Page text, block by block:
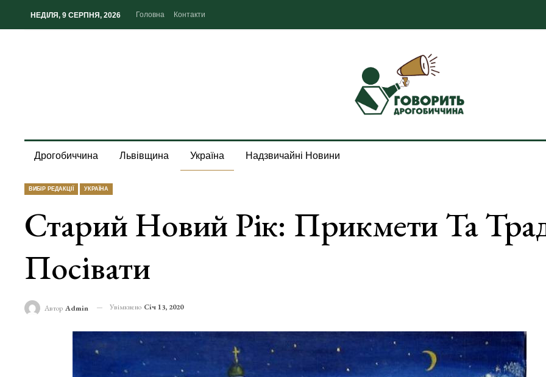
НЕДІЛЯ, 9 СЕРПНЯ, 2026 Головна Контакти
Дрогобиччина Львівщина Україна Надзвичайні Новини
ВИБІР РЕДАКЦІЇ УКРАЇНА
Старий Новий Рік: Прикмети Та
Посівати
Автор Admin Увімкнено Січ 13, 2020